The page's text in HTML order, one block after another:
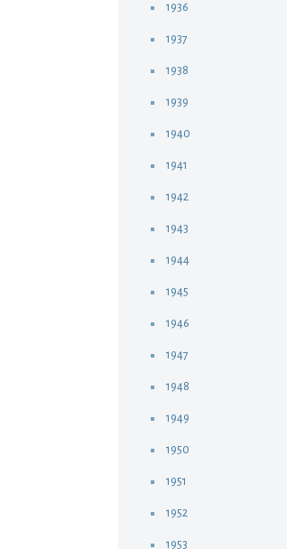
1936
1937
1938
1939
1940
1941
1942
1943
1944
1945
1946
1947
1948
1949
1950
1951
1952
1953